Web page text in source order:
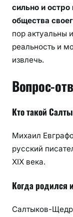
сильно и остро
общества
пор актуальны
реальность и
извлечь.
Вопрос-
Кто такой
Михаил
русский
XIX века.
Когда родился
Салтыков-